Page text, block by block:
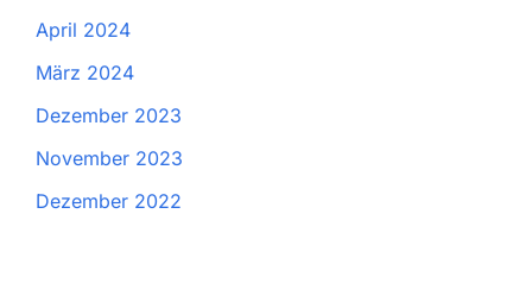
April 2024
März 2024
Dezember 2023
November 2023
Dezember 2022